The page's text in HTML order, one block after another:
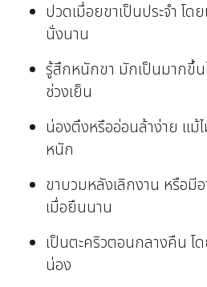
ปวดเมื่อยขาเป็นประจำ โด
นั่งนาน
รู้สึกหนักขา มักเป็นมากขึ้น
ช่วงเย็น
น่องตึงหรืออ่อนล้าง่าย แม้
หนัก
ขาบวมหลังเลิกงาน หรือมี
เมื่อยืนนาน
เป็นตะคริวตอนกลางคืน โ
น่อง